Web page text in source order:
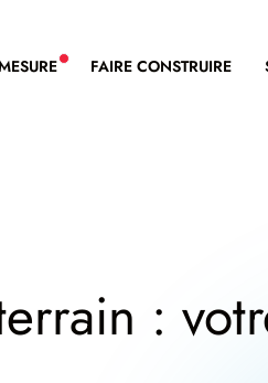
NOUVEAU SERVICE BDL
FAIRE CONSTRUIRE
: